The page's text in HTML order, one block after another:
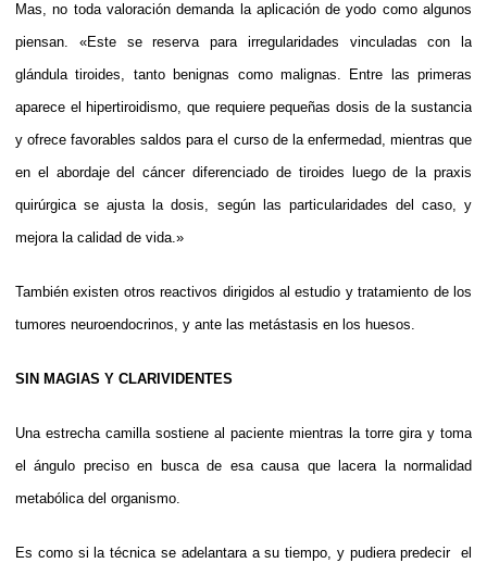
Mas, no toda valoración demanda la aplicación de yodo como algunos
piensan. «Este se reserva para irregularidades vinculadas con la
glándula tiroides, tanto benignas como malignas. Entre las primeras
aparece el hipertiroidismo, que requiere pequeñas dosis de la sustancia
y ofrece favorables saldos para el curso de la enfermedad, mientras que
en el abordaje del cáncer diferenciado de tiroides luego de la praxis
quirúrgica se ajusta la dosis, según las particularidades del caso, y
mejora la calidad de vida.»
También existen otros reactivos dirigidos al estudio y tratamiento de los
tumores neuroendocrinos, y ante las metástasis en los huesos.
SIN MAGIAS Y CLARIVIDENTES
Una estrecha camilla sostiene al paciente mientras la torre gira y toma
el ángulo preciso en busca de esa causa que lacera la normalidad
metabólica del organismo.
Es como si la técnica se adelantara a su tiempo, y pudiera predecir el